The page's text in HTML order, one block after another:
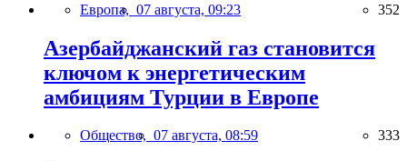
Европа, 07 августа, 09:23 352
Азербайджанский газ становится
ключом к энергетическим
амбициям Турции в Европе
Общество, 07 августа, 08:59 333